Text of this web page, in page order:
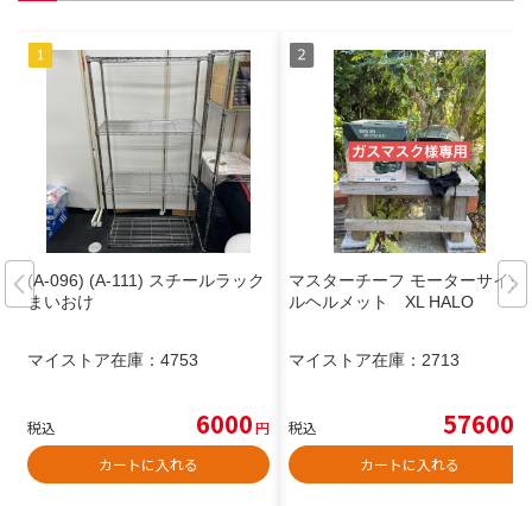
(A-096) (A-111) スチールラック
まいおけ
マイストア在庫： 4753
税込 6000円
カートに入れる
マスターチーフ モーターサイク
ルヘルメット XL HALO
マイストア在庫： 2713
税込 57600
カートに入れる